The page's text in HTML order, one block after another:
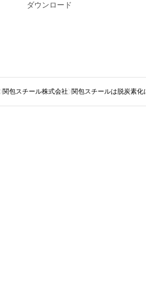
ダウンロード
関包スチール株式会社 関包スチールは脱炭素